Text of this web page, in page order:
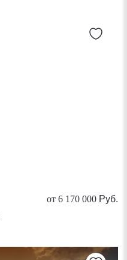
от 6 170 000 Руб.